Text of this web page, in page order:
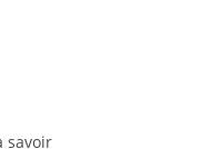
savoir